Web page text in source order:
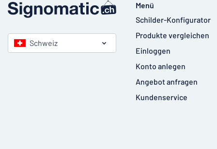
Schweiz
Menü
Schilder-Konfigurator
Produkte vergleichen
Einloggen
Konto anlegen
Angebot anfragen
Kundenservice